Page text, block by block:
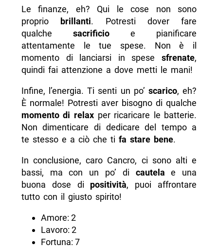
Le finanze, eh? Qui le cose non sono
proprio
brillanti. Potresti dover fare
qualche sacrificioe pianificare
attentamente le tue spese. Non è il
momento di lanciarsi in spesesfrenate,
quindi fai attenzione a dove metti le mani!
Infine, l’energia. Ti senti un po’ scarico, eh?
È normale! Potresti aver bisogno di qualche
momento di relaxper ricaricare le batterie.
Non dimenticare di dedicare del tempo a
te stesso e a ciò che ti fa stare bene.
In conclusione, caro Cancro, ci sono alti e
bassi, ma con un po’ di cautela e una
buona dose di positività, puoi affrontare
tutto con il giusto spirito!
Amore: 2
Lavoro: 2
Fortuna: 7